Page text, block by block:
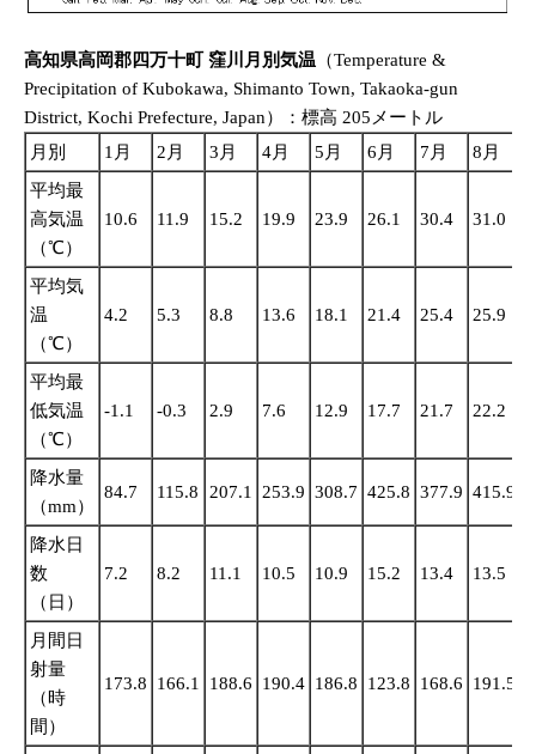
高知県高岡郡四万十町 窪川月別気温 （Temperature &
Precipitation of Kubokawa, Shimanto Town, Takaoka-gun
District, Kochi Prefecture, Japan）：標高 205メートル
月別
1月 2月 3月 4月 5月 6月 7月 8月
平均最
高気温
（℃）
10.6 11.9 15.2 19.9 23.9 26.1 30.4 31.0
平均気
温
（℃）
4.2 5.3 8.8 13.6 18.1 21.4 25.4 25.9
平均最
低気温
（℃）
-1.1 -0.3 2.9 7.6 12.9 17.7 21.7 22.2
降水量
（mm）
84.7 115.8 207.1 253.9 308.7 425.8 377.9 415.9
降水日
数
（日）
7.2 8.2 11.1 10.5 10.9 15.2 13.4 13.5
月間日
射量
（時
間）
173.8 166.1 188.6 190.4 186.8 123.8 168.6 191.5